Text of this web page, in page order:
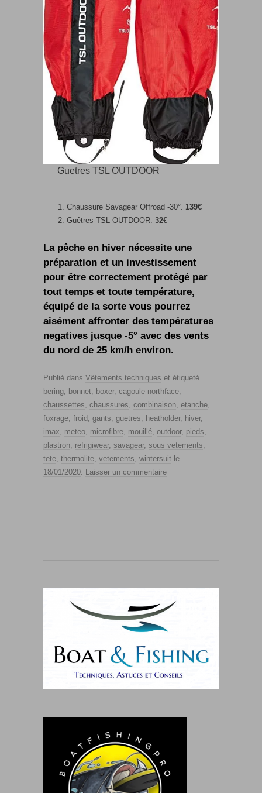
Guetres TSL OUTDOOR
Chaussure Savagear Offroad -30°. 139€
Guêtres TSL OUTDOOR. 32€
La pêche en hiver nécessite une
préparation et un investissement
pour être correctement protégé par
tout temps et toute température,
équipé de la sorte vous pourrez
aisément affronter des températures
negatives jusque -5° avec des vents
du nord de 25 km/h environ.
Publié dans Vêtements techniques et étiqueté
bering
bonnet boxer, cagoule northface
chaussettes chaussures combinaison etanche
foxrage froid gants guetres heatholder, hiver,
imax
meteo microfibre mouillé outdoor, pieds
plastron refrigiwear, savagear, sous vetements
tete thermolite vetements wintersuit le
18/01/2020
Laisser un commentaire